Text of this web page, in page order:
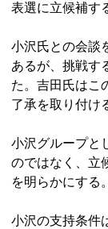
表選に立候補す
小沢氏との会談
あるが、挑戦す
た。吉田氏はこ
了承を取り付け
小沢グループと
のではなく、立
を明らかにする。
小沢の支持条件